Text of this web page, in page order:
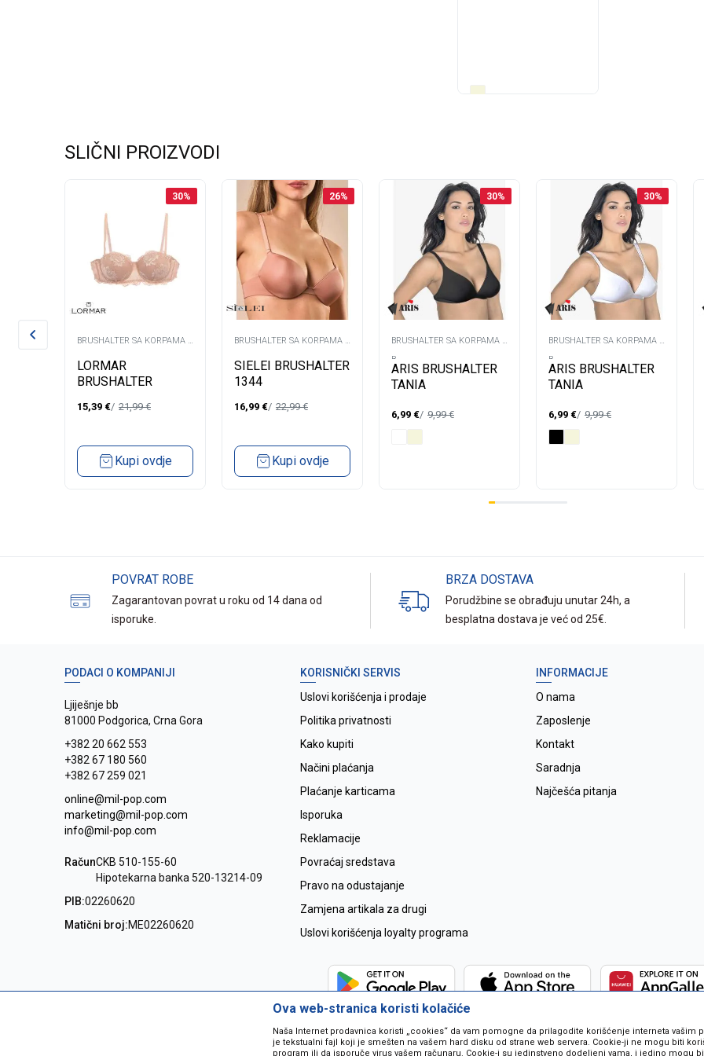
SLIČNI PROIZVODI
-
30%
BRUSHALTER SA KORPAMA -
B -
LORMAR
BRUSHALTER
15,39 € 21,99€
Kupi ovdje
26%
BRUSHALTER SA KORPAMA -
B -
SIELEI BRUSHALTER
1344
16,99 € 22,99€
Kupi ovdje
30%
BRUSHALTER SA KORPAMA -
B -
ARIS BRUSHALTER
TANIA
6,99 € 9,99€
30%
BRUSHALTER SA KORPAMA -
B -
ARIS BRUSHALTER
TANIA
6,99 € 9,99€
POVRAT ROBE
Zagarantovan povrat u roku od 14 dana od
isporuke.
BRZA DOSTAVA
Porudžbine se obrađuju unutar 24h, a
besplatna dostava je već od 25€.
PODACI O KOMPANIJI
Ljiješnje bb
81000 Podgorica, Crna Gora
+382 20 662 553
+382 67 180 560
+382 67 259 021
online@mil-pop.com
marketing@mil-pop.com
info@mil-pop.com
RačunCKB 510-155-60
Hipotekarna banka 520-13214-09
PIB:02260620
Matični broj:ME02260620
KORISNIČKI SERVIS
Uslovi korišćenja i prodaje
Politika privatnosti
Kako kupiti
Načini plaćanja
Plaćanje karticama
Isporuka
Reklamacije
Povraćaj sredstava
Pravo na odustajanje
Zamjena artikala za drugi
Uslovi korišćenja loyalty programa
INFORMACIJE
O nama
Zaposlenje
Kontakt
Saradnja
Najčešća pitanja
Ova web-stranica koristi kolačiće
Naša Internet prodavnica koristi „cookies“ da vam pomogne da prilagodite korišćenje interneta vašim
je tekstualni fajl koji je smešten na vašem hard disku od strane web servera. Cookie-ji ne mogu biti
program ili da isporuče virus vašem računaru. Cookie-i su jedinstveno dodeljeni vama, i jedino mogu